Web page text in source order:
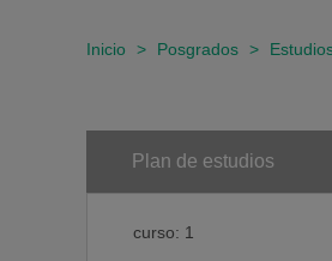
Inicio > Posgrados >
Plan de estudios
curso: 1